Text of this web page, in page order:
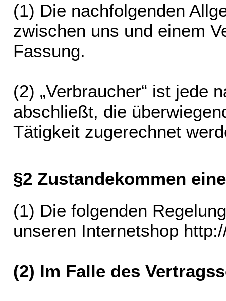
(1) Die nachfolgenden
zwischen uns und einem
Fassung.
(2) „Verbraucher“ ist jede
abschließt, die
Tätigkeit zugerechnet
§2 Zustandekommen
(1) Die folgenden
unseren Internetshop
(2) Im Falle des